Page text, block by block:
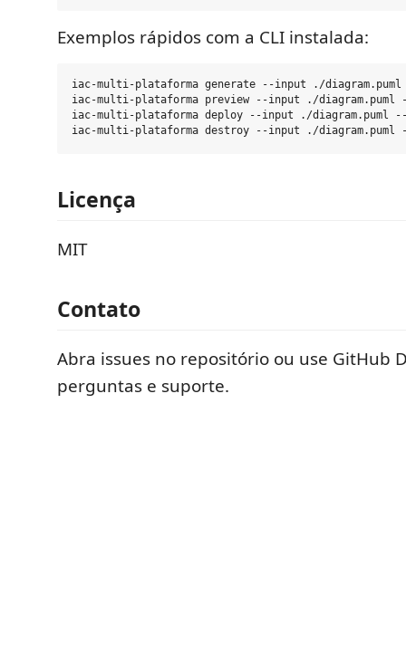
Exemplos rápidos com a CLI instalada:
iac-multi-plataforma generate --input ./
iac-multi-plataforma preview --input ./diagram.puml
iac-multi-plataforma deploy --input ./diagram.puml
Licença
MIT
Contato
Abra issues no repositório ou use GitHub
perguntas e suporte.